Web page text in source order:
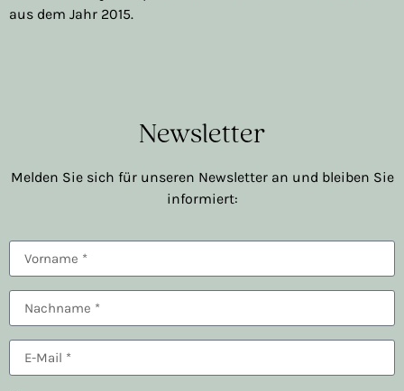
aus dem Jahr 2015.
Newsletter
Melden Sie sich für unseren Newsletter an und bleiben Sie
informiert: